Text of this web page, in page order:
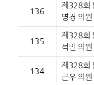
136
제328회
영경 의원
135
제328회
석민 의원
134
제328회
근우 의원